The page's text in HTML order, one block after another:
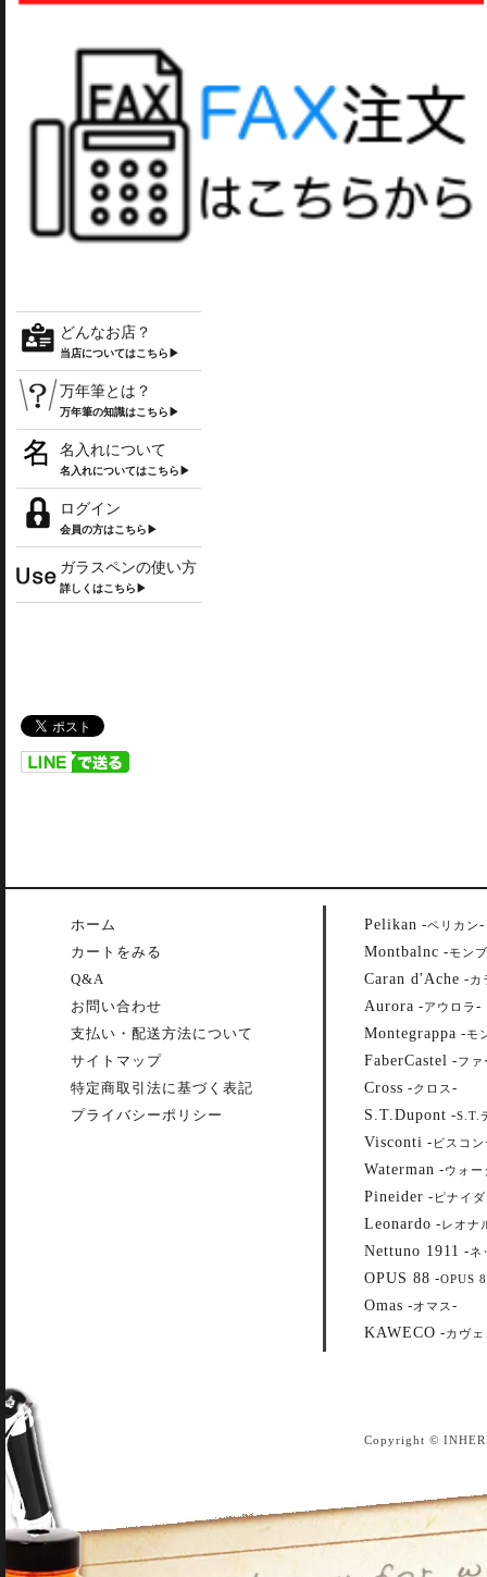
どんなお店？
当店についてはこちら▶
万年筆とは？
万年筆の知識はこちら▶
名入れについて
名入れについてはこちら▶
ログイン
会員の方はこちら▶
ガラスペンの使い方
詳しくはこちら▶
ホーム
カートをみる
Q&A
お問い合わせ
支払い・配送方法について
サイトマップ
特定商取引法に基づく表記
プライバシーポリシー
Pelikan -ペリカン-
Montbalnc -モン
Caran d'Ache -カ
Aurora -アウロラ -
Montegrappa -モ
FaberCastel -ファ
Cross -クロス -
S.T.Dupont -S.T.
Visconti - ビスコ
Waterman -ウォー
Pineider - ピナイ
Leonardo -レオナ
Nettuno 1911 -ネ
OPUS 88 -OPUS
Omas -オマス -
KAWECO -カヴェ
Copyright ©